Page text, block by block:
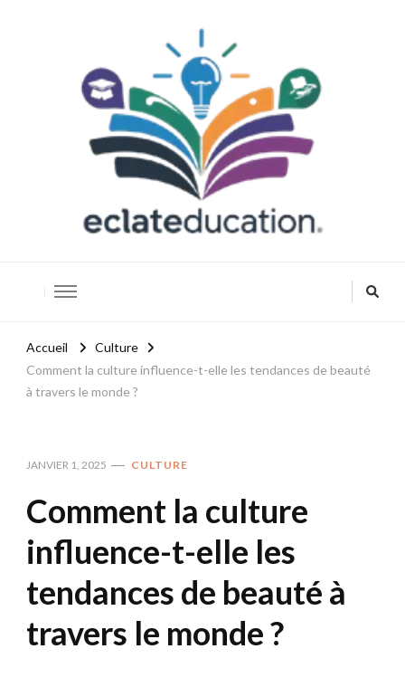
Accueil
Culture
Comment la culture influence-t-elle les tendances de beauté
à travers le monde ?
JANVIER 1, 2025 CULTURE
Comment la culture
influence-t-elle les
tendances de beauté à
travers le monde ?